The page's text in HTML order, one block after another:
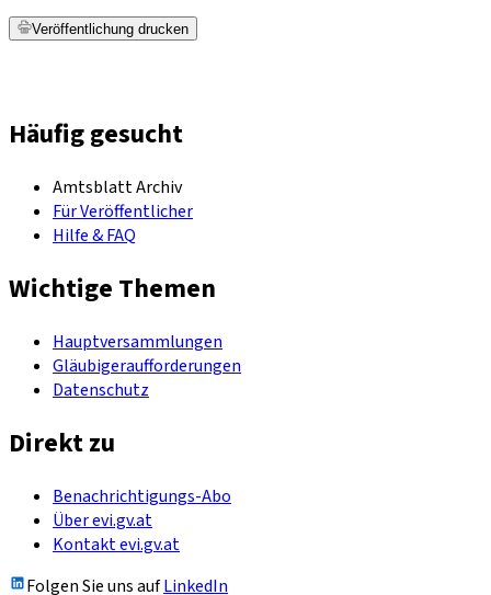
Veröffentlichung drucken
Häufig gesucht
Amtsblatt Archiv
Für Veröffentlicher
Hilfe & FAQ
Wichtige Themen
Hauptversammlungen
Gläubigeraufforderungen
Datenschutz
Direkt zu
Benachrichtigungs-Abo
Über evi.gv.at
Kontakt evi.gv.at
Folgen Sie uns aufLinkedIn